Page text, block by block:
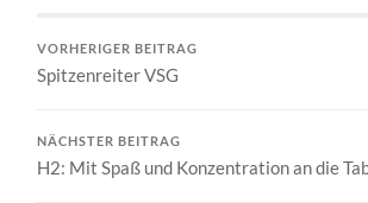
VORHERIGER BEITRAG
Spitzenreiter VSG
NÄCHSTER BEITRAG
H2: Mit Spaß und Konzentration an die